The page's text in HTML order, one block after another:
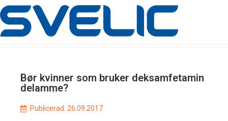
Bør kvinner som bruker deksamfetamin
delamme?
Publicerad: 26.09.2017